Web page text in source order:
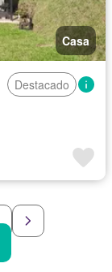
Casa
Destacado